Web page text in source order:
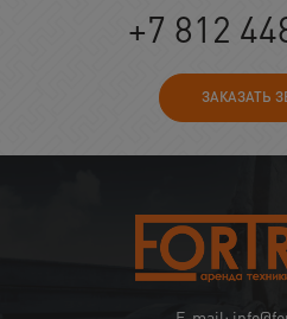
+7 812
ЗАКАЗАТЬ